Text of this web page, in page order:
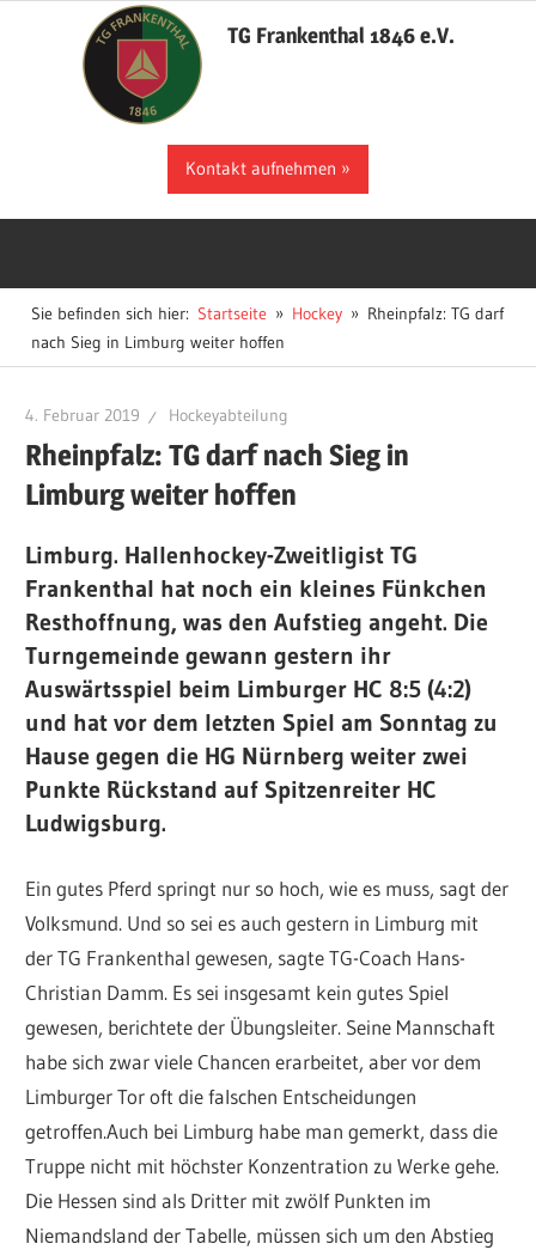
TG Frankenthal 1846 e.V.
Kontakt aufnehmen
Sie befinden sich hier: Startseite Hockey
Rheinpfalz: TG darf
nach Sieg in Limburg weiter hoffen
4. Februar 2019 Hockeyabteilung
Rheinpfalz: TG darf nach Sieg in
Limburg weiter hoffen
Limburg. Hallenhockey-Zweitligist TG
Frankenthal hat noch ein kleines Fünkchen
Resthoffnung, was den Aufstieg angeht. Die
Turngemeinde gewann gestern ihr
Auswärtsspiel beim Limburger HC 8:5 (4:2)
und hat vor dem letzten Spiel am Sonntag zu
Hause gegen die HG Nürnberg weiter zwei
Punkte Rückstand auf Spitzenreiter HC
Ludwigsburg.
Ein gutes Pferd springt nur so hoch, wie es muss, sagt der
Volksmund. Und so sei es auch gestern in Limburg mit
der TG Frankenthal gewesen, sagte TG-Coach Hans-
Christian Damm. Es sei insgesamt kein gutes Spiel
gewesen, berichtete der Übungsleiter. Seine Mannschaft
habe sich zwar viele Chancen erarbeitet, aber vor dem
Limburger Tor oft die falschen Entscheidungen
getroffen.Auch bei Limburg habe man gemerkt, dass die
Truppe nicht mit höchster Konzentration zu Werke gehe.
Die Hessen sind als Dritter mit zwölf Punkten im
Niemandsland der Tabelle, müssen sich um den Abstieg